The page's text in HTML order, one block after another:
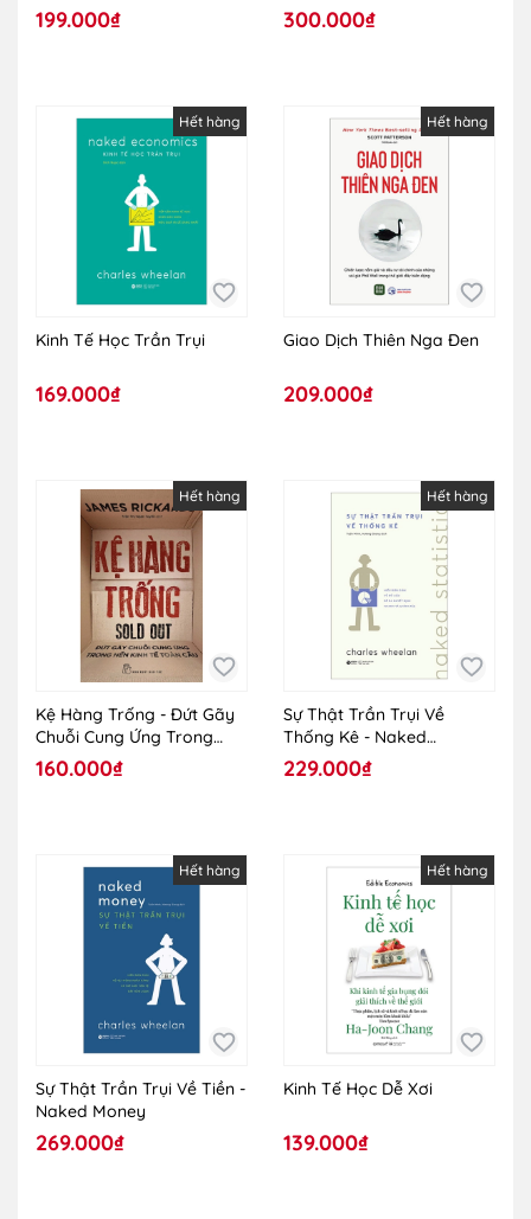
199.000₫ 300.000₫
Hết hàng
Kinh Tế Học Trần Trụi
169.000₫
Hết hàng
Giao Dịch Thiên Nga Đen
209.000₫
Hết hàng
Kệ Hàng Trống - Đứt Gãy
Chuỗi Cung Ứng Trong
Nền Kinh Tế Toàn Cầu
160.000₫
Hết hàng
Sự Thật Trần Trụi Về
Thống Kê - Naked
Statistics
229.000₫
Hết hàng
Sự Thật Trần Trụi Về Tiền -
Naked Money
269.000₫
Hết hàng
Kinh Tế Học Dễ Xơi
139.000₫